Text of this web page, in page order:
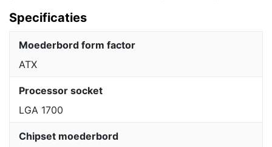
Specificaties
Moederbord form factor
ATX
Processor socket
LGA 1700
Chipset moederbord